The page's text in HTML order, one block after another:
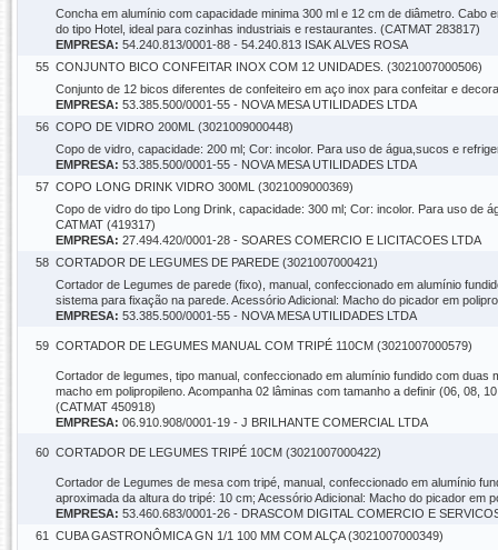
Concha em alumínio com capacidade minima 300 ml e 12 cm de diâmetro.
do tipo Hotel, ideal para cozinhas industriais e restaurantes. (CATMAT 283817)
EMPRESA: 54.240.813/0001-88 - 54.240.813 ISAK ALVES ROSA
55 CONJUNTO BICO CONFEITAR INOX COM 12 UNIDADES. (3021007000506)
Conjunto de 12 bicos diferentes de confeiteiro em aço inox para confeitar e
EMPRESA: 53.385.500/0001-55 - NOVA MESA UTILIDADES LTDA
56 COPO DE VIDRO 200ML (3021009000448)
Copo de vidro, capacidade: 200 ml; Cor: incolor. Para uso de água,sucos e
EMPRESA: 53.385.500/0001-55 - NOVA MESA UTILIDADES LTDA
57 COPO LONG DRINK VIDRO 300ML (3021009000369)
Copo de vidro do tipo Long Drink, capacidade: 300 ml; Cor: incolor. Para uso de
CATMAT (419317)
EMPRESA: 27.494.420/0001-28 - SOARES COMERCIO E LICITACOES LTDA
58 CORTADOR DE LEGUMES DE PAREDE (3021007000421)
Cortador de Legumes de parede (fixo), manual, confeccionado em alumínio
sistema para fixação na parede. Acessório Adicional: Macho do picador em
EMPRESA: 53.385.500/0001-55 - NOVA MESA UTILIDADES LTDA
59 CORTADOR DE LEGUMES MANUAL COM TRIPÉ 110CM (3021007000579)
Cortador de legumes, tipo manual, confeccionado em alumínio fundido com
macho em polipropileno. Acompanha 02 lâminas com tamanho a definir (06, 08,
(CATMAT 450918)
EMPRESA: 06.910.908/0001-19 - J BRILHANTE COMERCIAL LTDA
60 CORTADOR DE LEGUMES TRIPÉ 10CM (3021007000422)
Cortador de Legumes de mesa com tripé, manual, confeccionado em alumínio
aproximada da altura do tripé: 10 cm; Acessório Adicional: Macho do picador
EMPRESA: 53.460.683/0001-26 - DRASCOM DIGITAL COMERCIO E
61
CUBA GASTRONÔMICA GN 1/1 100 MM COM ALÇA (3021007000349)